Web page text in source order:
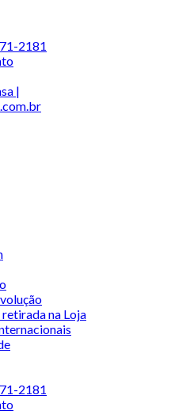
2181
|
na Loja
2181